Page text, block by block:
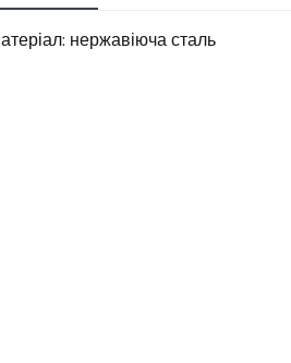
нержавіюча сталь